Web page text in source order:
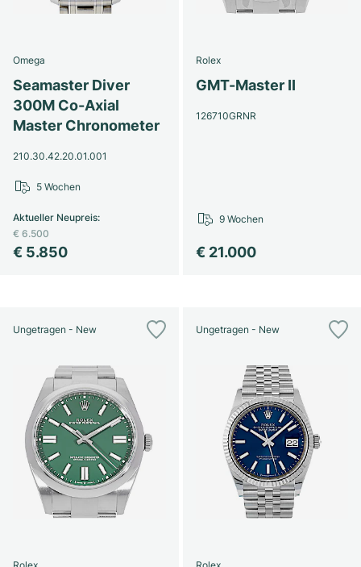
Omega
Seamaster Diver
300M Co-Axial
Master Chronometer
210.30.42.20.01.001
€ 5.850
Aktueller Neupreis:
€ 6.500
5 Wochen
Rolex
GMT-Master II
126710GRNR
€ 21.000
9 Wochen
Ungetragen - New
Rolex
Ungetragen - New
Rolex